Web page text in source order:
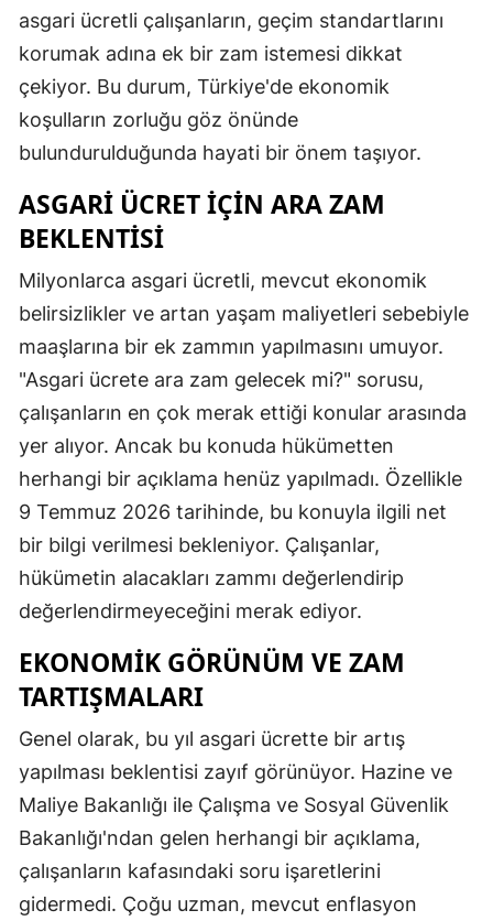
asgari ücretli çalışanların, geçim standartlarını
korumak adına ek bir zam istemesi dikkat
çekiyor. Bu durum, Türkiye'de ekonomik
koşulların zorluğu göz önünde
bulundurulduğunda hayati bir önem taşıyor.
ASGARI ÜCRET İÇIN ARA ZAM
BEKLENTISI
Milyonlarca asgari ücretli, mevcut ekonomik
belirsizlikler ve artan yaşam maliyetleri sebebiyle
maaşlarına bir ek zammın yapılmasını umuyor.
"Asgari ücrete ara zam gelecek mi?" sorusu,
çalışanların en çok merak ettiği konular arasında
yer alıyor. Ancak bu konuda hükümetten
herhangi bir açıklama henüz yapılmadı. Özellikle
9 Temmuz 2026 tarihinde, bu konuyla ilgili net
bir bilgi verilmesi bekleniyor. Çalışanlar,
hükümetin alacakları zammı değerlendirip
değerlendirmeyeceğini merak ediyor.
EKONOMIK GÖRÜNÜM VE ZAM
TARTIŞMALARI
Genel olarak, bu yıl asgari ücrette bir artış
yapılması beklentisi zayıf görünüyor. Hazine ve
Maliye Bakanlığı ile Çalışma ve Sosyal Güvenlik
Bakanlığı'ndan gelen herhangi bir açıklama,
çalışanların kafasındaki soru işaretlerini
gidermedi. Çoğu uzman, mevcut enflasyon